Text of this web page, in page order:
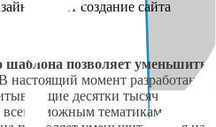
делает создание сайта
шаблона позволяет уменьшить
настоящий момент разработаны
десятки тысяч
тематикам.